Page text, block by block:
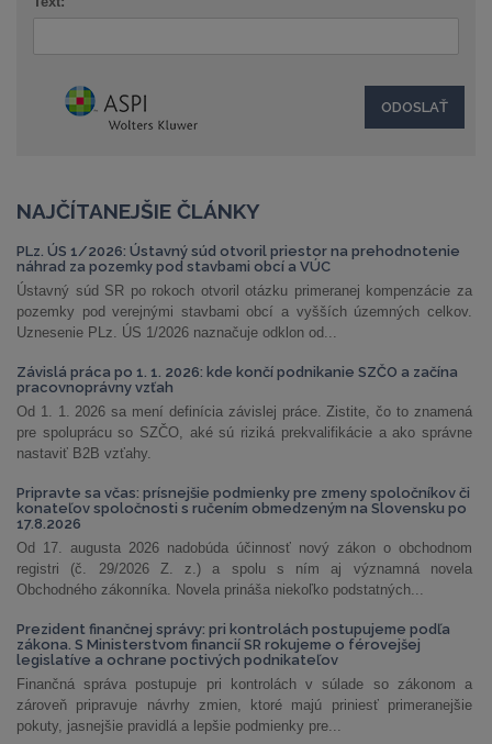
NAJČÍTANEJŠIE ČLÁNKY
PLz. ÚS 1/2026: Ústavný súd otvoril priestor na prehodnotenie
náhrad za pozemky pod stavbami obcí a VÚC
Ústavný súd SR po rokoch otvoril otázku primeranej kompenzácie za
pozemky pod verejnými stavbami obcí a vyšších územných celkov.
Uznesenie PLz. ÚS 1/2026 naznačuje odklon od...
Závislá práca po 1. 1. 2026: kde končí podnikanie SZČO a začína
pracovnoprávny vzťah
Od 1. 1. 2026 sa mení definícia závislej práce. Zistite, čo to znamená
pre spoluprácu so SZČO, aké sú riziká prekvalifikácie a ako správne
nastaviť B2B vzťahy.
Pripravte sa včas: prísnejšie podmienky pre zmeny spoločníkov či
konateľov spoločnosti s ručením obmedzeným na Slovensku po
17.8.2026
Od 17. augusta 2026 nadobúda účinnosť nový zákon o obchodnom
registri (č. 29/2026 Z. z.) a spolu s ním aj významná novela
Obchodného zákonníka. Novela prináša niekoľko podstatných...
Prezident finančnej správy: pri kontrolách postupujeme podľa
zákona. S Ministerstvom financií SR rokujeme o férovejšej
legislatíve a ochrane poctivých podnikateľov
Finančná správa postupuje pri kontrolách v súlade so zákonom a
zároveň pripravuje návrhy zmien, ktoré majú priniesť primeranejšie
pokuty, jasnejšie pravidlá a lepšie podmienky pre...